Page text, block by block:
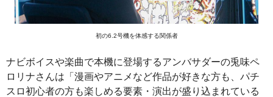
初の6.2号機を体感する関係者
ナビボイスや楽曲で本機に登場するアンバサダーの兎味ペ
ロリナさんは「漫画やアニメなど作品が好きな方も、パチ
スロ初心者の方も楽しめる要素・演出が盛り込まれている